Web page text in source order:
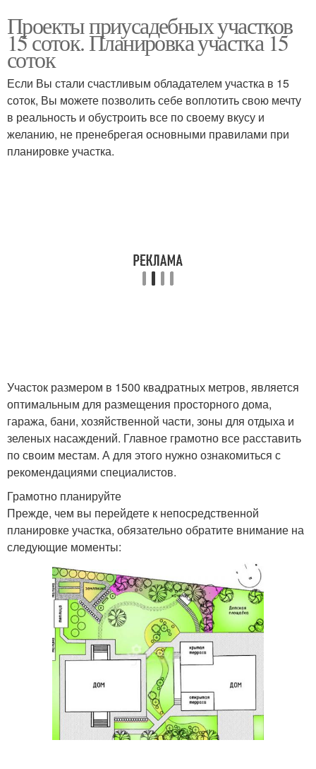
Проекты приусадебных участков
15 соток. Планировка участка 15
соток
Если Вы стали счастливым обладателем участка в 15
соток, Вы можете позволить себе воплотить свою мечту
в реальность и обустроить все по своему вкусу и
желанию, не пренебрегая основными правилами при
планировке участка.
Участок размером в 1500 квадратных метров, является
оптимальным для размещения просторного дома,
гаража, бани, хозяйственной части, зоны для отдыха и
зеленых насаждений. Главное грамотно все расставить
по своим местам. А для этого нужно ознакомиться с
рекомендациями специалистов.
Грамотно планируйте
Прежде, чем вы перейдете к непосредственной
планировке участка, обязательно обратите внимание на
следующие моменты: